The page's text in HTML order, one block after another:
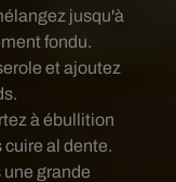
jusqu'à
fondu.
et ajoutez
à ébullition
cuire al dente.
grande